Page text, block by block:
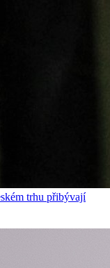
trhu přibývají